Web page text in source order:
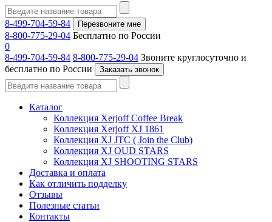
8-499-704-59-84 Перезвоните мне
8-800-775-29-04 Бесплатно по России
0
8-499-704-59-84 8-800-775-29-04 Звоните круглосуточно и
бесплатно по России
Заказать звонок
Каталог
Коллекция Xerjoff Coffee Break
Коллекция Xerjoff XJ 1861
Коллекция XJ JTC ( Join the Club)
Коллекция XJ OUD STARS
Коллекция XJ SHOOTING STARS
Доставка и оплата
Как отличить подделку
Отзывы
Полезные статьи
Контакты